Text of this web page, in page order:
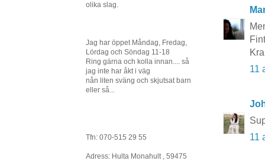
11
11
olika slag.
Jag har öppet Måndag, Fredag,
Lördag och Söndag 11-18
Ring gärna och kolla innan.... så
jag inte har åkt i väg
nån liten sväng och skjutsat barn
eller så...
Tfn: 070-515 29 55
Adress: Hulta Monahult , 59475